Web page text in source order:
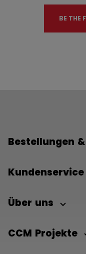
BE THE
Bestellungen
Kundenservice
Über uns
CCM Projekte